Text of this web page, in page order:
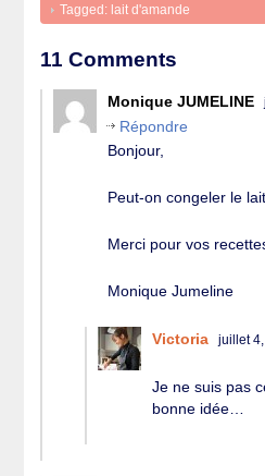
Tagged: lait d'amande
11 Comments
Monique JUMELINE
Répondre
Bonjour,
Peut-on congeler le
Merci pour vos
Monique Jumeline
Victoria juillet
Je ne suis pas
bonne idée…